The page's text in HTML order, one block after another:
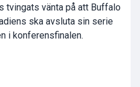
tvingats vänta på att Buffalo
ska avsluta sin serie
i konferensfinalen.